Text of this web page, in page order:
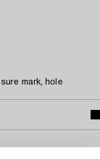
mark, hole